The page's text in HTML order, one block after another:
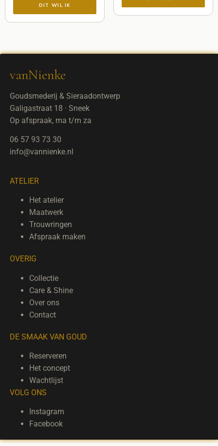
vanNienke
Goudsmederij & Sieraadontwerp
Galigastraat 18 · Sneek
Op afspraak, ma t/m za
06 57 93 73 30
info@vannienke.nl
ATELIER
Het atelier
Maatwerk
Trouwringen
Afspraak maken
OVERIG
Collectie
Care & Shine
Over ons
Contact
DE SMAAK VAN GOUD
Reserveren
Het concept
Wachtlijst
VOLG ONS
Instagram
Facebook